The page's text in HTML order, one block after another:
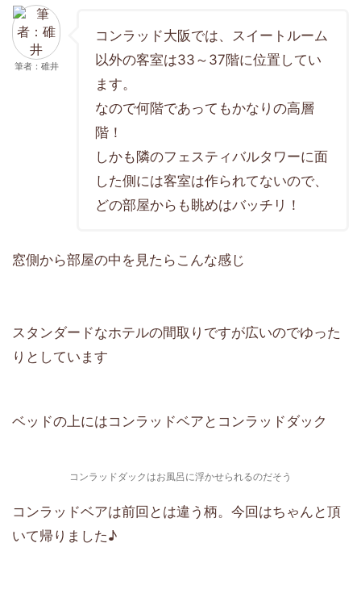
筆者：碓井
コンラッド大阪では、スイートルーム
以外の客室は33～37階に位置してい
ます。
なので何階であってもかなりの高層
階！
しかも隣のフェスティバルタワーに面
した側には客室は作られてないので、
どの部屋からも眺めはバッチリ！
窓側から部屋の中を見たらこんな感じ
スタンダードなホテルの間取りですが広いのでゆった
りとしています
ベッドの上にはコンラッドベアとコンラッドダック
コンラッドダックはお風呂に浮かせられるのだそう
コンラッドベアは前回とは違う柄。今回はちゃんと頂
いて帰りました♪